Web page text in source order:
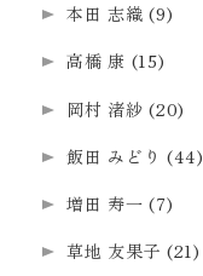
本田 志織 (9)
高橋 康 (15)
岡村 渚紗 (20)
飯田 みどり (44)
増田 寿一 (7)
草地 友果子 (21)